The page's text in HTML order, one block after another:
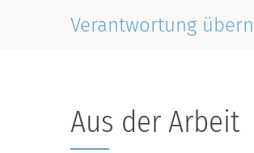
Verantwortung
Aus der Arbeit